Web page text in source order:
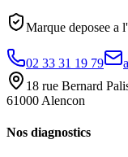
Marque deposee a
02 33 31 19 79
18 rue Bernard
61000 Alencon
Nos diagnostics